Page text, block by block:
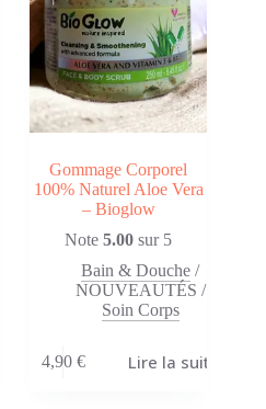
Gommage Corporel
100% Naturel Aloe Vera
– Bioglow
Note5.00 sur 5
Bain & Douche /
NOUVEAUTÉS /
Soin Corps
4,90 € Lire la suite